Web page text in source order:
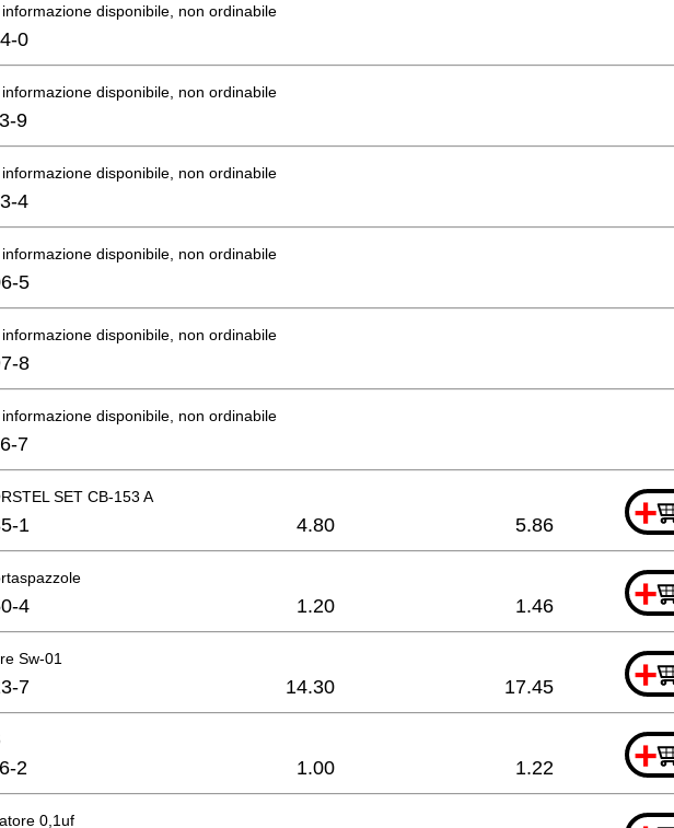
disponibile, non ordinabile
0
disponibile, non ordinabile
9
disponibile, non ordinabile
4
disponibile, non ordinabile
5
disponibile, non ordinabile
8
disponibile, non ordinabile
7
SET CB-153 A +
1 4.80 5.86
+
4 1.20 1.46
Sw-01 +
7 14.30 17.45
+
2 1.00 1.22
0,1uf